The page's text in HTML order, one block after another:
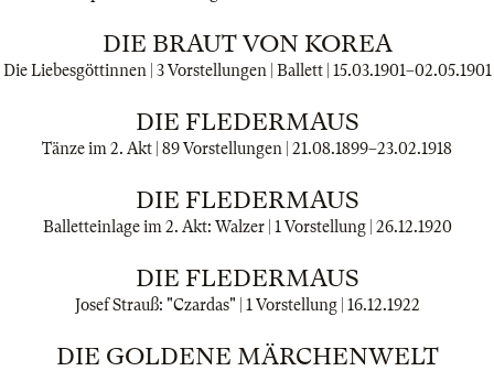
DIE BRAUT VON KOREA
Die Liebesgöttinnen | 3 Vorstellungen | Ballett | 15.03.1901–02.05.1901
DIE FLEDERMAUS
Tänze im 2. Akt | 89 Vorstellungen | 21.08.1899–23.02.1918
DIE FLEDERMAUS
Balletteinlage im 2. Akt: Walzer | 1 Vorstellung | 26.12.1920
DIE FLEDERMAUS
Josef Strauß: "Czardas" | 1 Vorstellung | 16.12.1922
DIE GOLDENE MÄRCHENWELT